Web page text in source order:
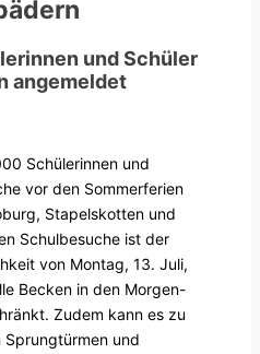
und Schüler
angemeldet
Schülerinnen und
vor den Sommerferien
Stapelskotten und
Schulbesuche ist der
von Montag, 13. Juli,
Becken in den Morgen-
Zudem kann es zu
Sprungtürmen und